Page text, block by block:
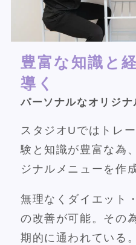
豊富な知識と
導く
パーソナルなオリジナ
スタジオUではトレ
験と知識が豊富な為
ジナルメニューを作成
無理なくダイエット
の改善が可能。その
期的に通われている。